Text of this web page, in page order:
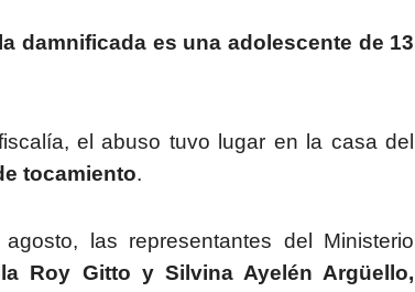
damnificada es una adolescente de 13
el abuso tuvo lugar en la casa del
tocamiento.
las representantes del Ministerio
Roy Gitto y Silvina Ayelén Argüello,